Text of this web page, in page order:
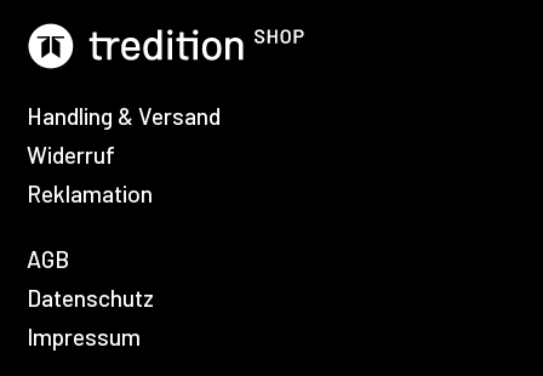
Handling & Versand
Widerruf
Reklamation
AGB
Datenschutz
Impressum